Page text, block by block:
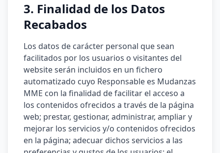
3. Finalidad de los Datos
Recabados
Los datos de carácter personal que sean
facilitados por los usuarios o visitantes del
website serán incluidos en un fichero
automatizado cuyo Responsable es Mudanzas
MME con la finalidad de facilitar el acceso a
los contenidos ofrecidos a través de la página
web; prestar, gestionar, administrar, ampliar y
mejorar los servicios y/o contenidos ofrecidos
en la página; adecuar dichos servicios a las